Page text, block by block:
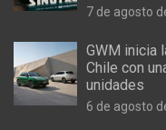
7 de agosto
GWM inicia
Chile con
unidades
6 de agosto